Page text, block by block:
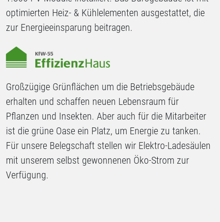
optimierten Heiz- & Kühlelementen ausgestattet, die
zur Energieeinsparung beitragen.
Großzügige Grünflächen um die Betriebsgebäude
erhalten und schaffen neuen Lebensraum für
Pflanzen und Insekten. Aber auch für die Mitarbeiter
ist die grüne Oase ein Platz, um Energie zu tanken.
Für unsere Belegschaft stellen wir Elektro-Ladesäulen
mit unserem selbst gewonnenen Öko-Strom zur
Verfügung.